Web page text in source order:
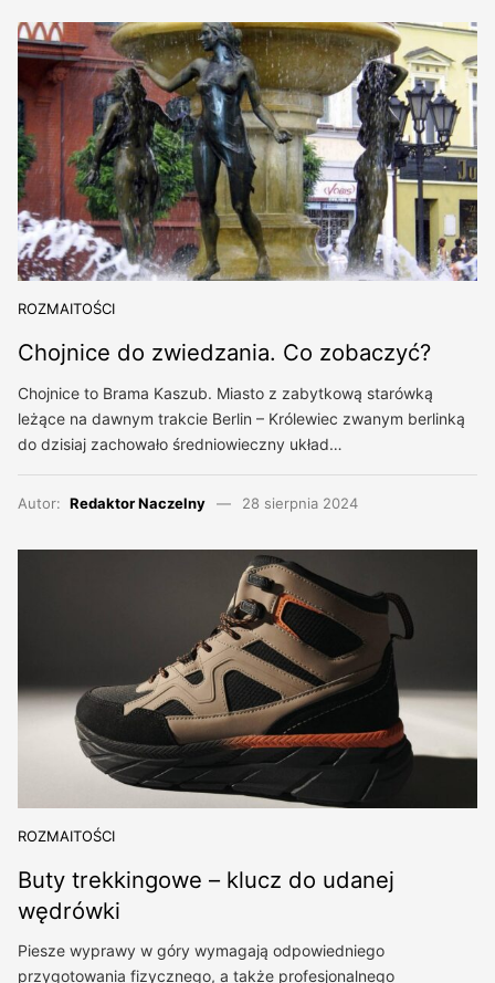
ROZMAITOŚCI
Chojnice do zwiedzania. Co zobaczyć?
Chojnice to Brama Kaszub. Miasto z zabytkową starówką
leżące na dawnym trakcie Berlin – Królewiec zwanym berlinką
do dzisiaj zachowało średniowieczny układ…
Autor: Redaktor Naczelny 28 sierpnia 2024
ROZMAITOŚCI
Buty trekkingowe – klucz do udanej
wędrówki
Piesze wyprawy w góry wymagają odpowiedniego
przygotowania fizycznego, a także profesjonalnego